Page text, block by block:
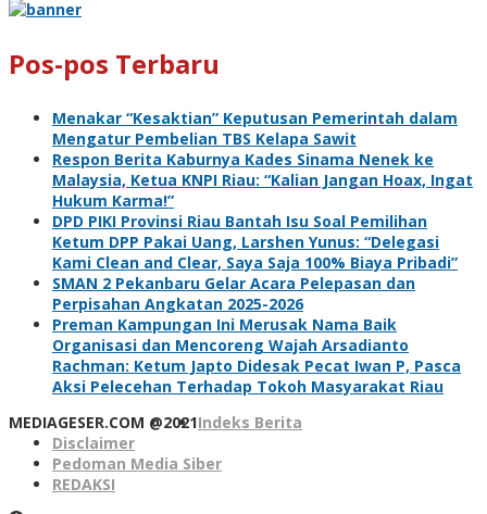
Pos-pos Terbaru
Menakar “Kesaktian” Keputusan Pemerintah dalam
Mengatur Pembelian TBS Kelapa Sawit
Respon Berita Kaburnya Kades Sinama Nenek ke
Malaysia, Ketua KNPI Riau: “Kalian Jangan Hoax, Ingat
Hukum Karma!”
DPD PIKI Provinsi Riau Bantah Isu Soal Pemilihan
Ketum DPP Pakai Uang, Larshen Yunus: “Delegasi
Kami Clean and Clear, Saya Saja 100% Biaya Pribadi”
SMAN 2 Pekanbaru Gelar Acara Pelepasan dan
Perpisahan Angkatan 2025-2026
Preman Kampungan Ini Merusak Nama Baik
Organisasi dan Mencoreng Wajah Arsadianto
Rachman: Ketum Japto Didesak Pecat Iwan P, Pasca
Aksi Pelecehan Terhadap Tokoh Masyarakat Riau
MEDIAGESER.COM @2021Indeks Berita
Disclaimer
Pedoman Media Siber
REDAKSI